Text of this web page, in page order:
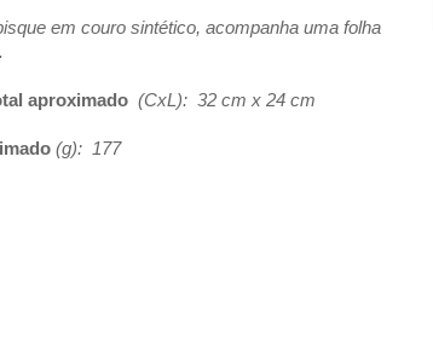
em couro sintético, acompanha uma folha
aproximado (CxL): 32 cm x 24 cm
(g): 177